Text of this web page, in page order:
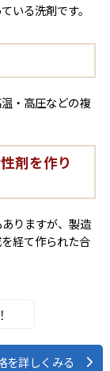
いる洗剤です。
・高圧などの複
剤を作り
りますが、製造
経て作られた合
を詳しくみる